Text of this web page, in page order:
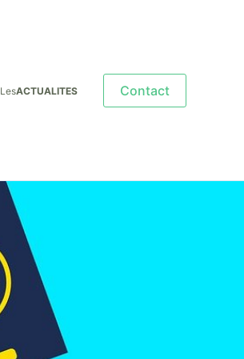
LesACTUALITES Contact